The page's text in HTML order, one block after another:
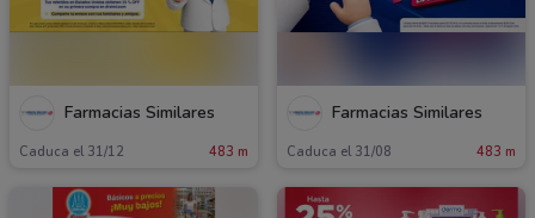
Farmacias Similares
Caduca el 31/12 483 m
Farmacias Similares
Caduca el 31/08 483 m